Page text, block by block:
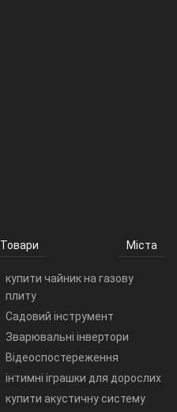
Товари Міста
купити чайник на газову
плиту
Садовий інструмент
Зварювальні інвертори
Відеоспостереження
інтимні іграшки для дорослих
купити акустичну систему